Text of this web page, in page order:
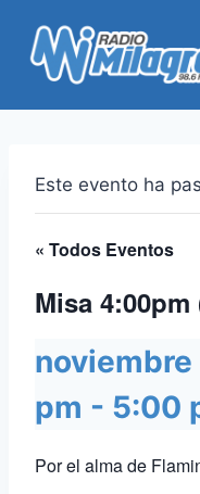
contenido
Este evento ha
« Todos Eventos
Misa 4:00pm
pm - 5:00
Por el alma de